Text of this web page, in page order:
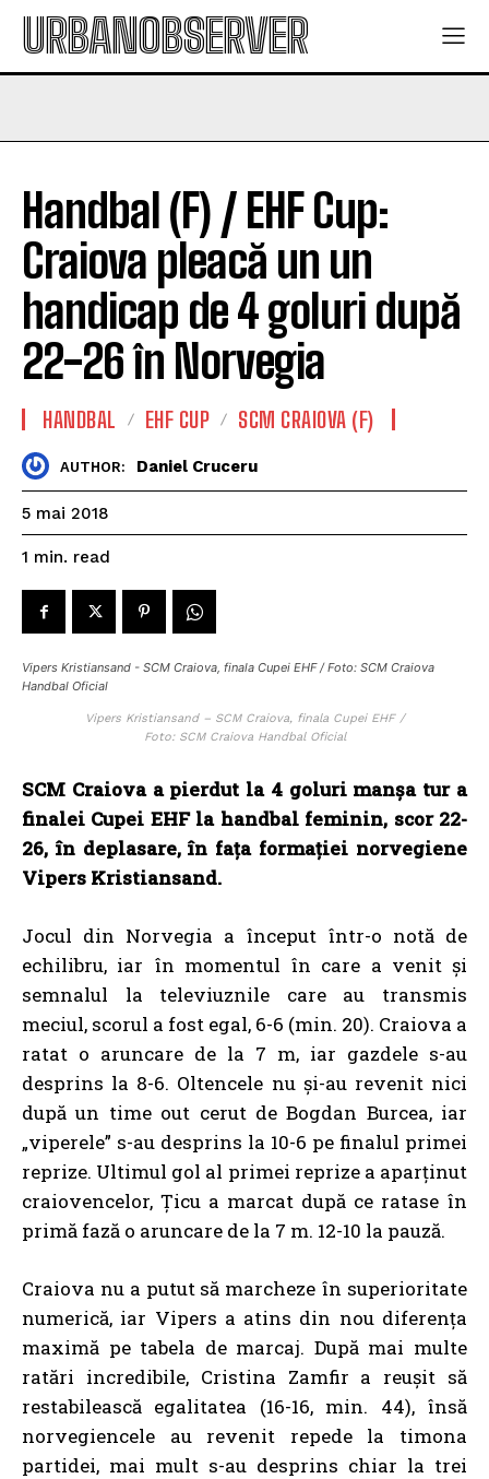
URBANOBSERVER
Handbal (F) / EHF Cup:
Craiova pleacă un un
handicap de 4 goluri după
22-26 în Norvegia
HANDBAL EHF CUP SCM CRAIOVA (F)
AUTHOR: Daniel Cruceru
5 mai 2018
1 min. read
Vipers Kristiansand - SCM Craiova, finala Cupei EHF / Foto: SCM Craiova
Handbal Oficial
Vipers Kristiansand – SCM Craiova, finala Cupei EHF /
Foto: SCM Craiova Handbal Oficial
SCM Craiova a pierdut la 4 goluri manșa tur a
finalei Cupei EHF la handbal feminin, scor 22-
26, în deplasare, în fața formației norvegiene
Vipers Kristiansand.
Jocul din Norvegia a început într-o notă de
echilibru, iar în momentul în care a venit și
semnalul la televiuznile care au transmis
meciul, scorul a fost egal, 6-6 (min. 20). Craiova a
ratat o aruncare de la 7 m, iar gazdele s-au
desprins la 8-6. Oltencele nu și-au revenit nici
după un time out cerut de Bogdan Burcea, iar
„viperele” s-au desprins la 10-6 pe finalul primei
reprize. Ultimul gol al primei reprize a aparținut
craiovencelor, Țicu a marcat după ce ratase în
primă fază o aruncare de la 7 m. 12-10 la pauză.
Craiova nu a putut să marcheze în superioritate
numerică, iar Vipers a atins din nou diferența
maximă pe tabela de marcaj. După mai multe
ratări incredibile, Cristina Zamfir a reușit să
restabilească egalitatea (16-16, min. 44), însă
norvegiencele au revenit repede la timona
partidei, mai mult s-au desprins chiar la trei